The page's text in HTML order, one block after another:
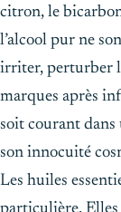
citron, le
l’alcool pur ne
irriter, perturber
marques après
soit courant dans
son innocuité
Les huiles